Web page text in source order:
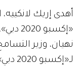
أهدى إريك
نهيان، وزير